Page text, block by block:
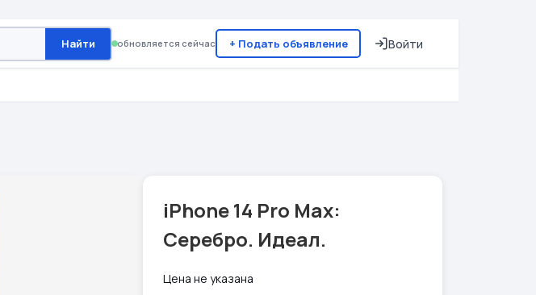
Найти обновляется сейчас + Подать объявление Войти
iPhone 14 Pro Max:
Серебро. Идеал.
Цена не указана